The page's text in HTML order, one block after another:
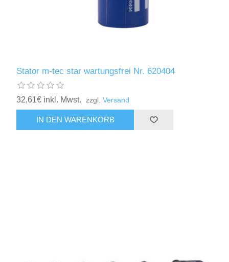
Stator m-tec star wartungsfrei Nr. 620404
32,61€ inkl. Mwst. zzgl.Versand